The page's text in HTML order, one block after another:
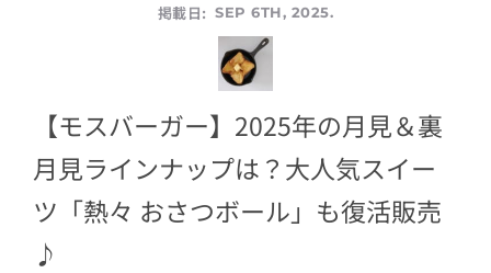
掲載日: SEP 6TH, 2025.
【モスバーガー】2025年の月見＆裏
月見ラインナップは？大人気スイー
ツ「熱々 おさつボール」も復活販売
♪